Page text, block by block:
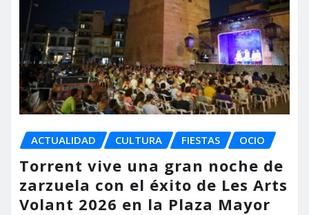
ACTUALIDAD CULTURA FIESTAS OCIO
Torrent vive una gran noche de
zarzuela con el éxito de Les Arts
Volant 2026 en la Plaza Mayor